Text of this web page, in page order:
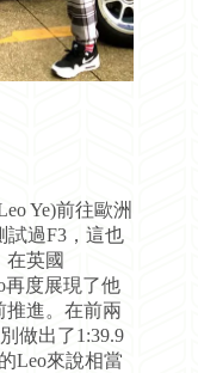
Ye)前往歐洲
試過F3，這也
英國
再度展現了他
推進。在前兩
做出了1:39.9
Leo來說相當